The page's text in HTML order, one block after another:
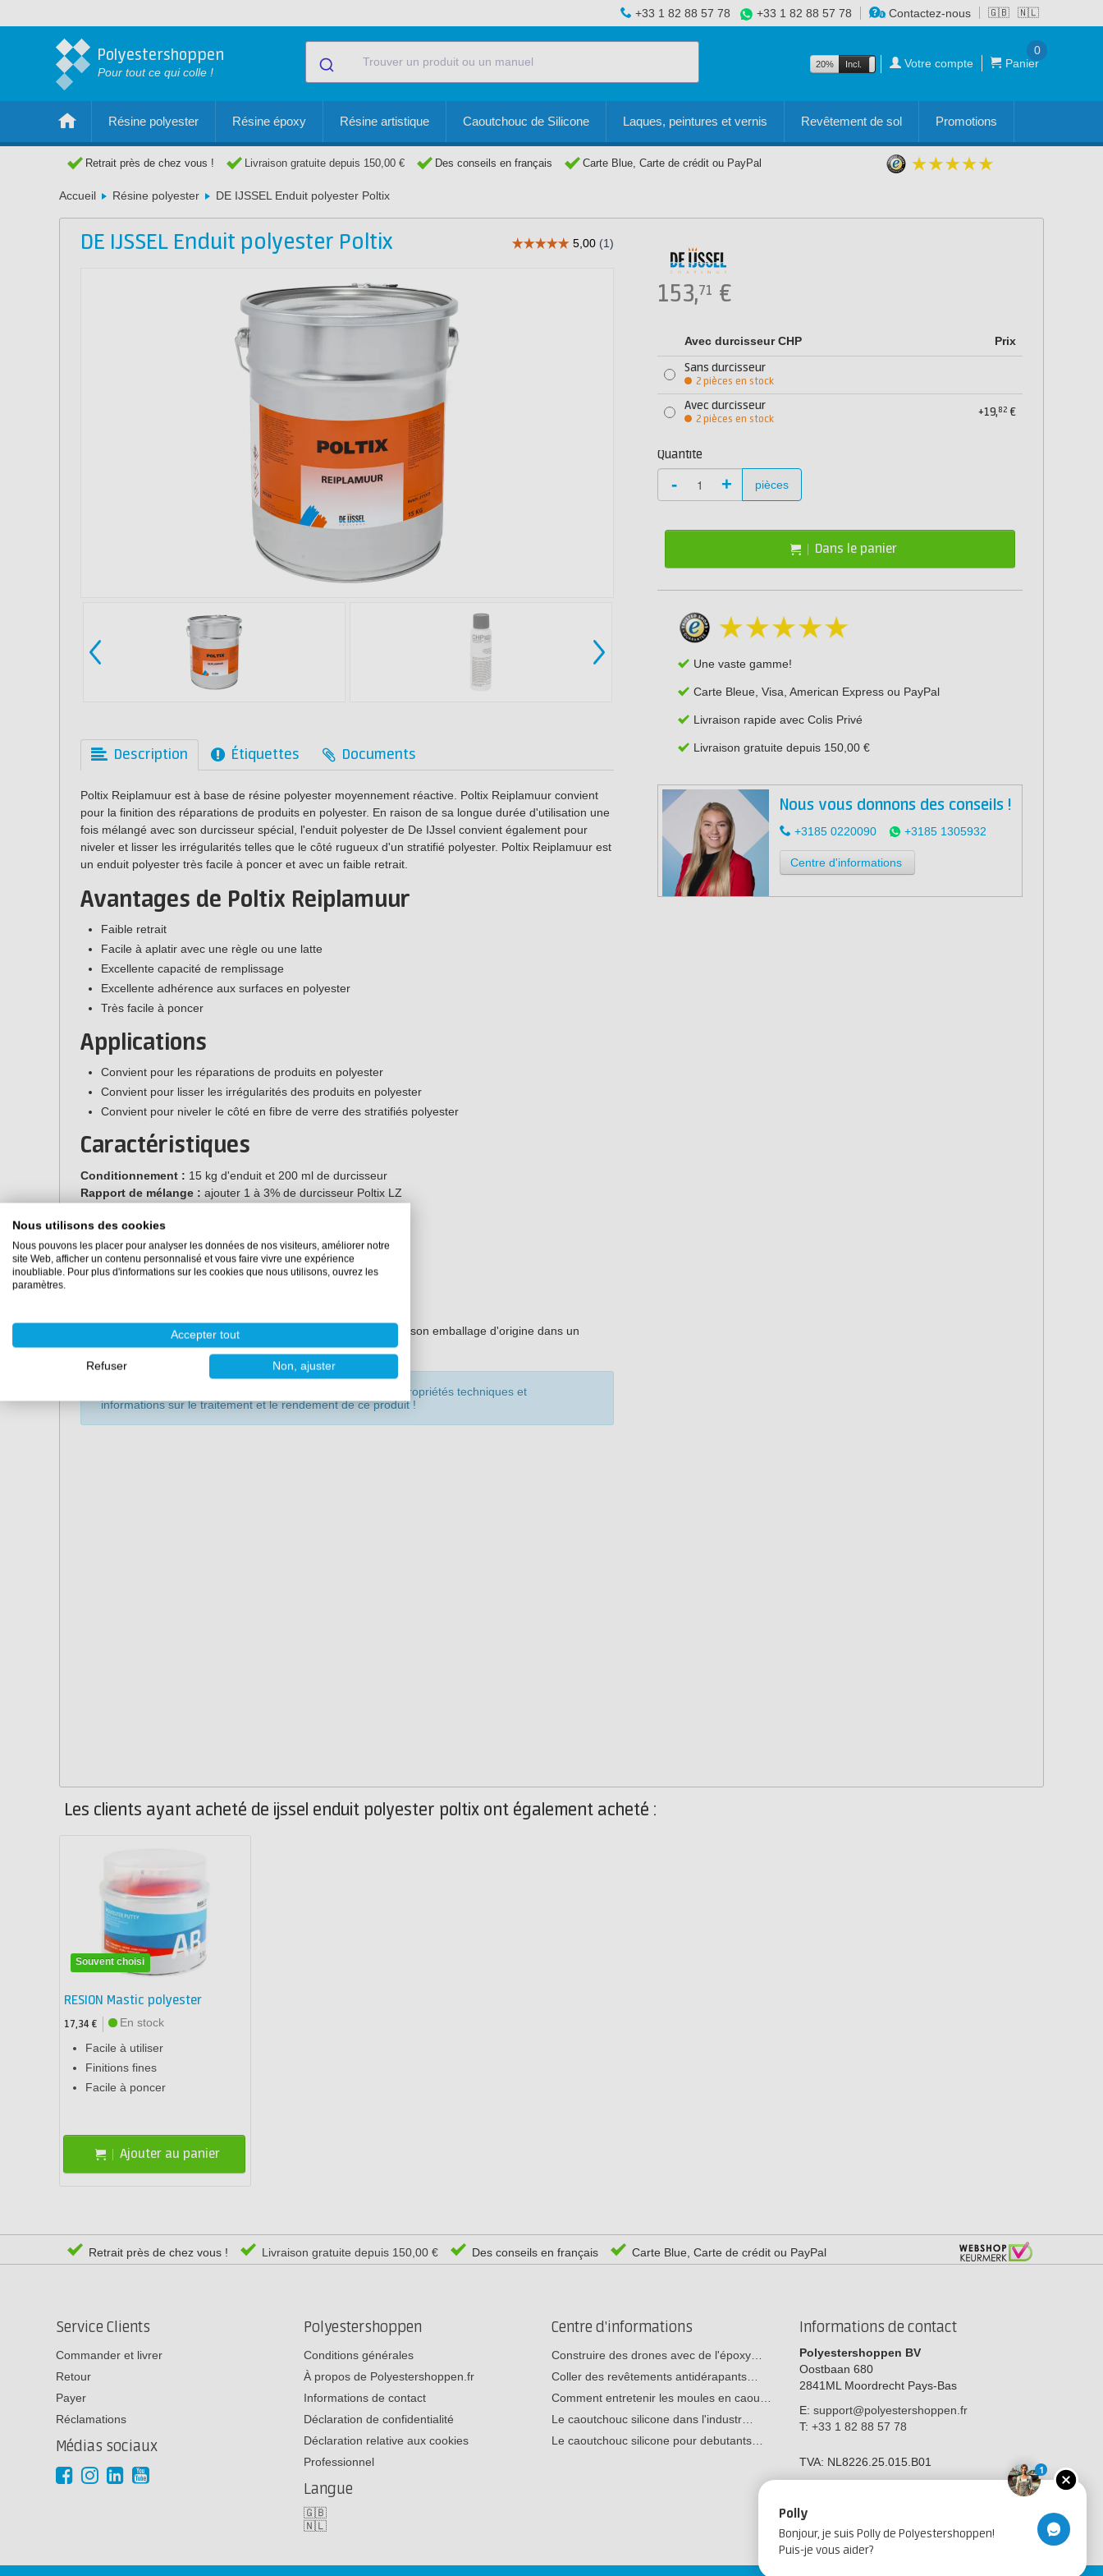
🇬🇧 🇳🇱
+33 1 82 88 57 78 +33 1 82 88 57 78 Contactez-nous
Polyestershoppen
Pour tout ce qui colle !
20% Incl. Excl. Votre compte Panier
0
Résine polyester Résine époxy Résine artistique Caoutchouc de Silicone Laques, peintures et vernis Revêtement de sol Promotions
Retrait près de chez vous ! Livraison gratuite depuis 150,00 € Des conseils en français Carte Blue, Carte de crédit ou PayPal
Accueil Résine polyester DE IJSSEL Enduit polyester Poltix
DE IJSSEL Enduit polyester Poltix
Description Étiquettes Documents
Poltix Reiplamuur est à base de résine polyester moyennement réactive. Poltix Reiplamuur convient
pour la finition des réparations de produits en polyester. En raison de sa longue durée d'utilisation une
fois mélangé avec son durcisseur spécial, l'enduit polyester de De IJssel convient également pour
niveler et lisser les irrégularités telles que le côté rugueux d'un stratifié polyester. Poltix Reiplamuur est
un enduit polyester très facile à poncer et avec un faible retrait.
Avantages de Poltix Reiplamuur
Faible retrait
Facile à aplatir avec une règle ou une latte
Excellente capacité de remplissage
Excellente adhérence aux surfaces en polyester
Très facile à poncer
Applications
Convient pour les réparations de produits en polyester
Convient pour lisser les irrégularités des produits en polyester
Convient pour niveler le côté en fibre de verre des stratifiés polyester
Caractéristiques
Conditionnement : 15 kg d'enduit et 200 ml de durcisseur
Rapport de mélange : ajouter 1 à 3% de durcisseur Poltix LZ
Brillant :mat
Densité :environ 1,7
Durée d'utilistaion mélangé :15 minutes à 20°C
Hors-poussière :après 30 minutes
Durée de conservation :au moins 3 mois non mélangé, dans son emballage d'origine dans un
endroit frais et à l'abri du gel
Consultez notre documentation technique pour toutes les propriétés techniques et
informations sur le traitement et le rendement de ce produit !
153,71 €
Avec durcisseur CHP Prix
Sans durcisseur
2 pièces en stock
Avec durcisseur
2 pièces en stock
+19,82 €
Quantité
- + pièces
Dans le panier
Une vaste gamme!
Carte Bleue, Visa, American Express ou PayPal
Livraison rapide avec Colis Privé
Livraison gratuite depuis 150,00 €
Nous vous donnons des conseils !
+3185 0220090 +3185 1305932
Centre d'informations
Les clients ayant acheté de ijssel enduit polyester poltix ont également acheté :
Souvent choisi
RESION Mastic polyester
17,34 €
En stock
Facile à utiliser
Finitions fines
Facile à poncer
Ajouter au panier
Retrait près de chez vous ! Livraison gratuite depuis 150,00 € Des conseils en français Carte Blue, Carte de crédit ou PayPal
Service Clients
Commander et livrer
Retour
Payer
Réclamations
Médias sociaux
Polyestershoppen
Conditions générales
À propos de Polyestershoppen.fr
Informations de contact
Déclaration de confidentialité
Déclaration relative aux cookies
Professionnel
Langue
🇬🇧
🇳🇱
Centre d'informations
Construire des drones avec de l'époxy…
Coller des revêtements antidérapants…
Comment entretenir les moules en caou…
Le caoutchouc silicone dans l'industr…
Le caoutchouc silicone pour debutants…
Informations de contact
Polyestershoppen BV
Oostbaan 680
2841ML Moordrecht Pays-Bas
E: support@polyestershoppen.fr
T: +33 1 82 88 57 78
TVA: NL8226.25.015.B01
Nous utilisons des cookies
Nous pouvons les placer pour analyser les données de nos visiteurs, améliorer notre
site Web, afficher un contenu personnalisé et vous faire vivre une expérience
inoubliable. Pour plus d'informations sur les cookies que nous utilisons, ouvrez les
paramètres.
Accepter tout
Refuser Non, ajuster
1
Polly
Bonjour, je suis Polly de Polyestershoppen!
Puis-je vous aider?